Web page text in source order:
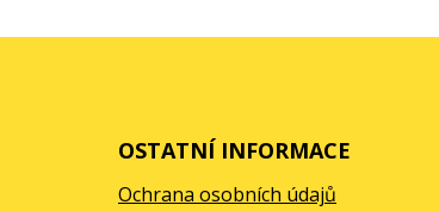
OSTATNÍ INFORMACE
Ochrana osobních údajů